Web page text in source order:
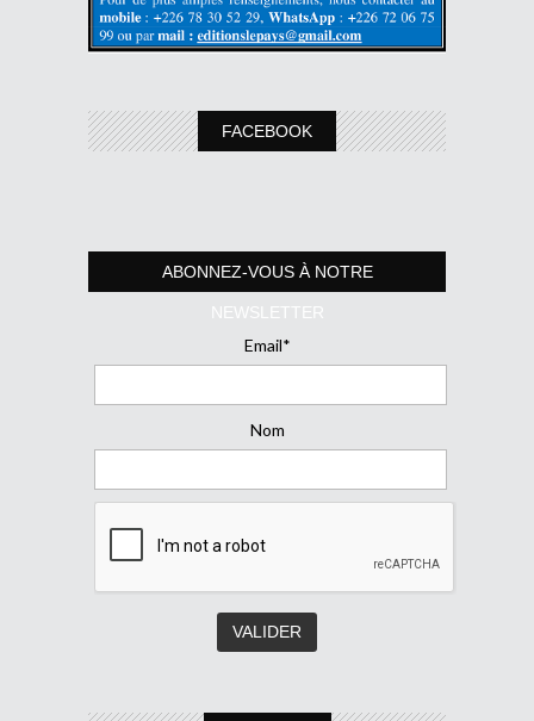
FACEBOOK
ABONNEZ-VOUS À NOTRE
NEWSLETTER
Email*
Nom